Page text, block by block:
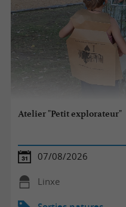
Atelier "Petit explorateur"
07/08/2026
Linxe